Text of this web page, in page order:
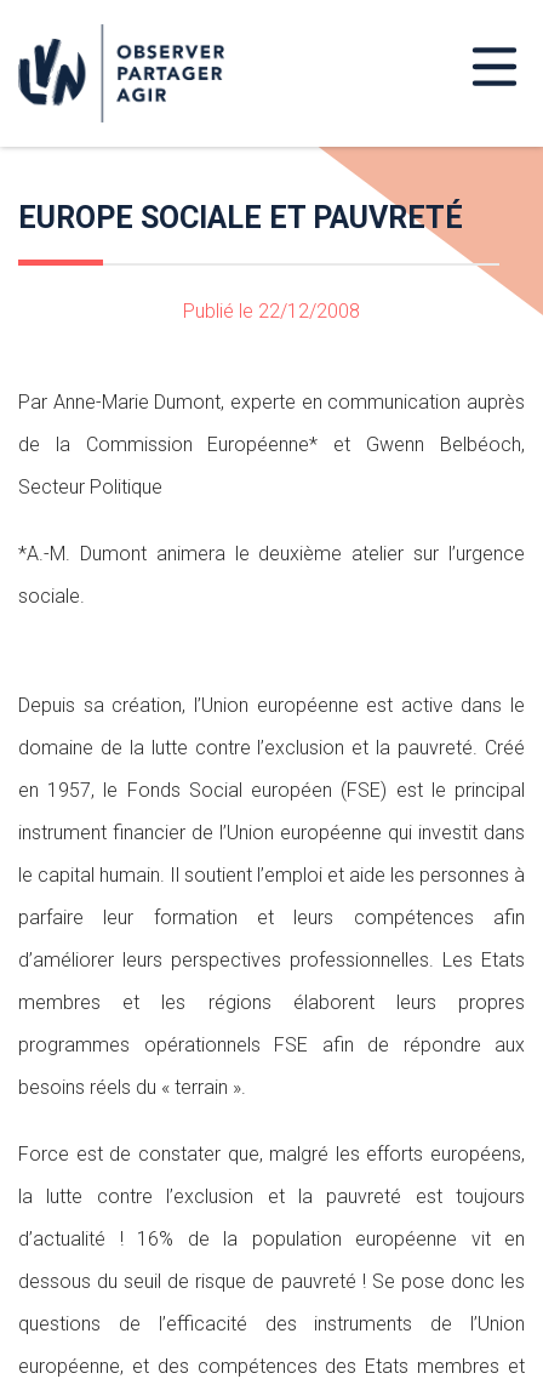
EUROPE SOCIALE ET PAUVRETÉ
Publié le 22/12/2008
Par Anne-Marie Dumont, experte en communication auprès
de la Commission Européenne* et Gwenn Belbéoch,
Secteur Politique
*A.-M. Dumont animera le deuxième atelier sur l’urgence
sociale.
Depuis sa création, l’Union européenne est active dans le
domaine de la lutte contre l’exclusion et la pauvreté. Créé
en 1957, le Fonds Social européen (FSE) est le principal
instrument financier de l’Union européenne qui investit dans
le capital humain. Il soutient l’emploi et aide les personnes à
parfaire leur formation et leurs compétences afin
d’améliorer leurs perspectives professionnelles. Les Etats
membres et les régions élaborent leurs propres
programmes opérationnels FSE afin de répondre aux
besoins réels du « terrain ».
Force est de constater que, malgré les efforts européens,
la lutte contre l’exclusion et la pauvreté est toujours
d’actualité ! 16% de la population européenne vit en
dessous du seuil de risque de pauvreté ! Se pose donc les
questions de l’efficacité des instruments de l’Union
européenne, et des compétences des Etats membres et